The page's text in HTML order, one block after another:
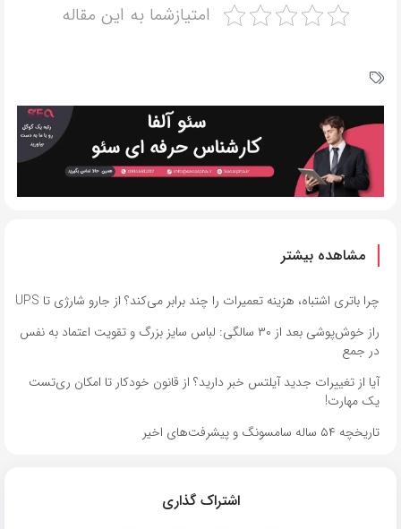
امتیازشما به این مقاله
مشاهده بیشتر
چرا باتری اشتباه، هزینه تعمیرات را چند برابر می‌کند؟ از جارو شارژی تا UPS
راز خوش‌پوشی بعد از ۳۰ سالگی: لباس سایز بزرگ و تقویت اعتماد به نفس
در جمع
آیا از تغییرات جدید آیلتس خبر دارید؟ از قانون خودکار تا امکان ری‌تست
یک مهارت!
تاریخچه ۵۴ ساله سامسونگ و پیشرفت‌های اخیر
اشتراک گذاری